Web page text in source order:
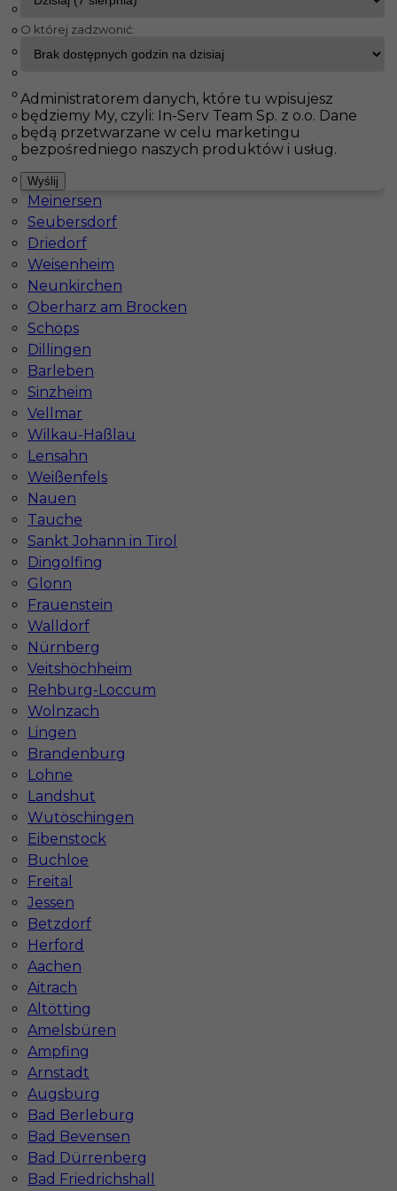
InServ Oferty pracy Bremerhaven
Pokaż filtr
Maintal
Haiterbach
Badendorf
Pasenbach
Klettgau
Thale
Bisingen
Schorndorf
Meinersen
Seubersdorf
Driedorf
Weisenheim
Neunkirchen
Oberharz am Brocken
Schöps
Dillingen
Barleben
Sinzheim
Vellmar
Wilkau-Haßlau
Lensahn
Weißenfels
Nauen
Tauche
Sankt Johann in Tirol
Dingolfing
Glonn
Frauenstein
Walldorf
Nürnberg
Veitshöchheim
Rehburg-Loccum
Wolnzach
Lingen
Brandenburg
Lohne
Landshut
Wutöschingen
Eibenstock
Buchloe
Freital
Jessen
Betzdorf
Herford
Aachen
Aitrach
Altötting
Amelsbüren
Ampfing
Arnstadt
Augsburg
Bad Berleburg
Bad Bevensen
Bad Dürrenberg
Bad Friedrichshall
Praca w Niemczech - glazurnik
Kategoria Prace wykończeniowe
Płytkarz
Lokalizacja Niemcy
Wymagane języki
Stawka 18 - 20 € / h
Praca w Niemczech - murarz
Kategoria Prace budowlane
Lokalizacja Niemcy
Wymagane języki
Stawka 17 - 19 € / h
1
Znaleziono 2 wyników
Jak znaleźć pracę za granicą?
Czy praca Niemcy na budowie nadal się
opłaca przy obecnych kosztach życia?
Gdzie do pracy za granicę?
O której zadzwonić:
Administratorem danych, które tu wpisujesz
będziemy My, czyli: In-Serv Team Sp. z o.o. Dane
będą przetwarzane w celu marketingu
bezpośredniego naszych produktów i usług.
Wyślij